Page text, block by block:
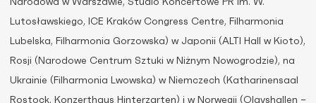
Narodowa w Warszawie, Studio Koncertowe PR im. W.
Lutosławskiego, ICE Kraków Congress Centre, Filharmonia
Lubelska, Filharmonia Gorzowska) w Japonii (ALTI Hall w Kioto),
Rosji (Narodowe Centrum Sztuki w Niżnym Nowogrodzie), na
Ukrainie (Filharmonia Lwowska) w Niemczech (Katharinensaal
Rostock, Konzerthaus Hinterzarten) i w Norwegii (Olavshallen –